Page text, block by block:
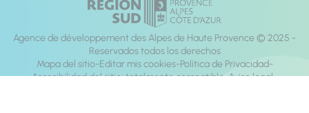
Agence de développement des Alpes de Haute Provence © 2025 -
Reservados todos los derechos
Mapa del sitio Editar mis cookies Política de Privacidad
Accesibilidad del sitio: totalmente compatible Aviso legal